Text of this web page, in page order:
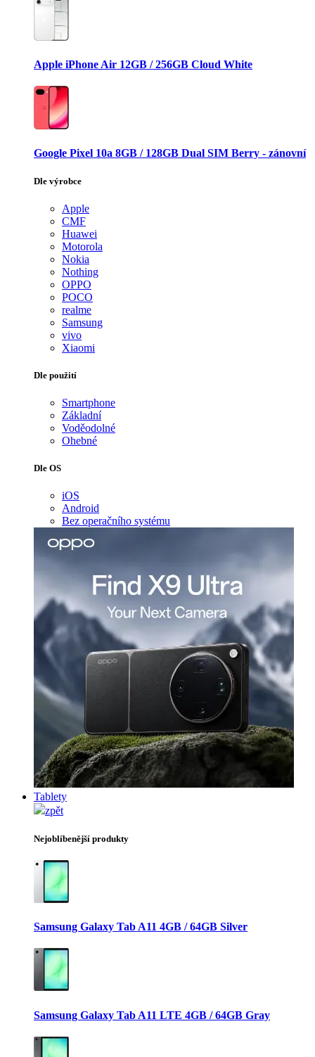
Apple iPhone Air 12GB / 256GB Cloud White
Google Pixel 10a 8GB / 128GB Dual SIM Berry - zánovní
Dle výrobce
Apple
CMF
Huawei
Motorola
Nokia
Nothing
OPPO
POCO
realme
Samsung
vivo
Xiaomi
Dle použití
Smartphone
Základní
Voděodolné
Ohebné
Dle OS
iOS
Android
Bez operačního systému
Tablety
zpět
Nejoblíbenější produkty
Samsung Galaxy Tab A11 4GB / 64GB Silver
Samsung Galaxy Tab A11 LTE 4GB / 64GB Gray